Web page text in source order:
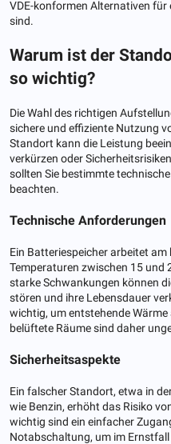
VDE-konformen Alternativen
sind.
Warum ist der
so wichtig?
Die Wahl des richtigen
sichere und effiziente Nutzung
Standort kann die Leistung
verkürzen oder
sollten Sie bestimmte
beachten.
Technische Anforderungen
Ein Batteriespeicher arbeitet
Temperaturen zwischen 15 und
starke Schwankungen können
stören und ihre Lebensdauer
wichtig, um entstehende
belüftete Räume sind daher
Sicherheitsaspekte
Ein falscher Standort, etwa in
wie Benzin, erhöht das Risiko
wichtig sind ein einfacher
Notabschaltung, um im